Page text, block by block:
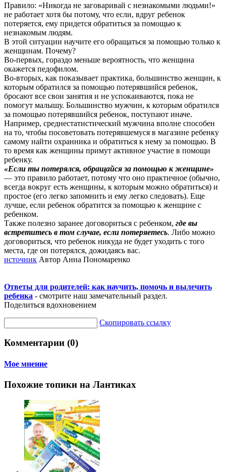
Правило: «Никогда не заговаривай с незнакомыми людьми!»
не работает хотя бы потому, что если, вдруг ребенок
потеряется, ему придется обратиться за помощью к
незнакомым людям.
В этой ситуации научите его обращаться за помощью только к
женщинам. Почему?
Во-первых, гораздо меньше вероятность, что женщина
окажется педофилом.
Во-вторых, как показывает практика, большинство женщин, к
которым обратился за помощью потерявшийся ребенок,
бросают все свои занятия и не успокаиваются, пока не
помогут малышу. Большинство мужчин, к которым обратился
за помощью потерявшийся ребенок, поступают иначе.
Например, среднестатистический мужчина вполне способен
на то, чтобы посоветовать потерявшемуся в магазине ребенку
самому найти охранника и обратиться к нему за помощью. В
то время как женщины примут активное участие в помощи
ребенку.
«Если ты потерялся, обращайся за помощью к женщине»
— это правило работает, потому что оно практичное (обычно,
всегда вокруг есть женщины, к которым можно обратиться) и
простое (его легко запомнить и ему легко следовать). Еще
лучше, если ребенок обратится за помощью к женщине с
ребенком.
Также полезно заранее договориться с ребенком, где вы
встретитесь в том случае, если потеряетесь. Либо можно
договориться, что ребенок никуда не будет уходить с того
места, где он потерялся, дожидаясь вас.
источник Автор Анна Пономаренко
Ответы для родителей: как научить, помочь и вылечить
ребенка - смотрите наш замечательный раздел.
Поделиться вдохновением
Скопировать ссылку
Комментарии (0)
Мое мнение
Похожие топики на Лантиках